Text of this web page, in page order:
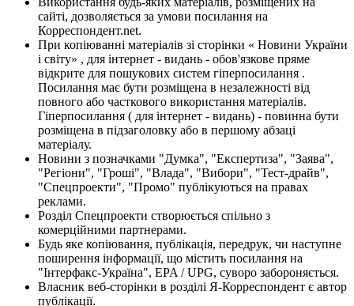
сайті, дозволяється за умови посилання на
Корреспондент.net.
При копіюванні матеріалів зі сторінки « Новини України
і світу» , для інтернет - видань - обов'язкове пряме
відкрите для пошукових систем гіперпосилання .
Посилання має бути розміщена в незалежності від
повного або часткового використання матеріалів.
Гіперпосилання ( для інтернет - видань) - повинна бути
розміщена в підзаголовку або в першому абзаці
матеріалу.
Новини з позначками "Думка", "Експертиза", "Заява",
"Регіони", "Гроші", "Влада", "Вибори", "Тест-драйв",
"Спецпроекти", "Промо" публікуються на правах
реклами.
Розділ Спецпроекти створюється спільно з
комерційними партнерами.
Будь яке копіювання, публікація, передрук, чи наступне
поширення інформації, що містить посилання на
"Інтерфакс-Україна", EPA / UPG, суворо забороняється.
Власник веб-сторінки в розділі Я-Корреспондент є автор
публікації.